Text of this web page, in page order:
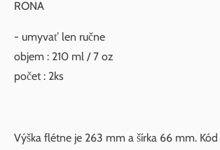
RONA
- umyvať len ručne
objem : 210 ml / 7 oz
počet : 2ks
Výška flétne je 263 mm a šírka 66 mm. Kód